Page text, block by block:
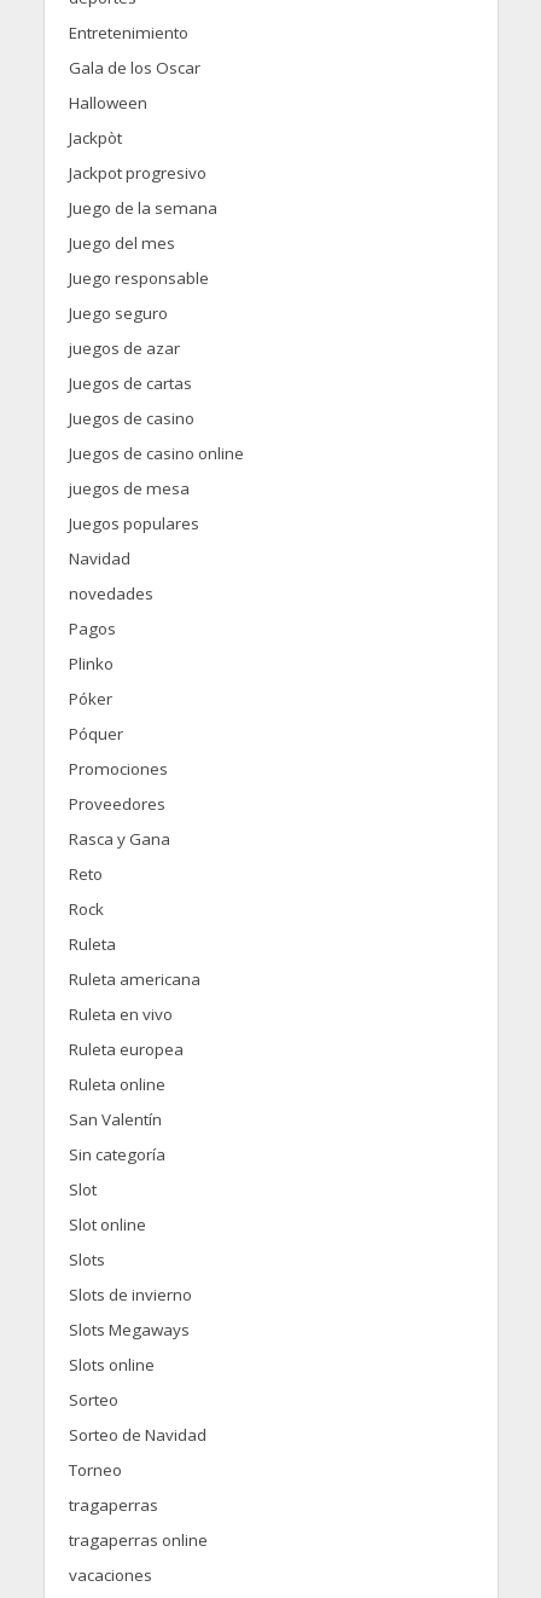
Entretenimiento
Gala de los Oscar
Halloween
Jackpòt
Jackpot progresivo
Juego de la semana
Juego del mes
Juego responsable
Juego seguro
juegos de azar
Juegos de cartas
Juegos de casino
Juegos de casino online
juegos de mesa
Juegos populares
Navidad
novedades
Pagos
Plinko
Póker
Póquer
Promociones
Proveedores
Rasca y Gana
Reto
Rock
Ruleta
Ruleta americana
Ruleta en vivo
Ruleta europea
Ruleta online
San Valentín
Sin categoría
Slot
Slot online
Slots
Slots de invierno
Slots Megaways
Slots online
Sorteo
Sorteo de Navidad
Torneo
tragaperras
tragaperras online
vacaciones